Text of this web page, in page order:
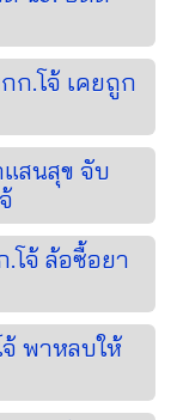
ก.โจ้ เคยถูก
สนสุข จับ
โจ้ ล้อซื้อยา
จ้ พาหลบให้